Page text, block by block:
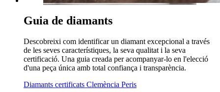
Guia de diamants
Descobreixi com identificar un diamant excepcional a través
de les seves característiques, la seva qualitat i la seva
certificació. Una guia creada per acompanyar-lo en l'elecció
d'una peça única amb total confiança i transparència.
Diamants certificats Clemència Peris